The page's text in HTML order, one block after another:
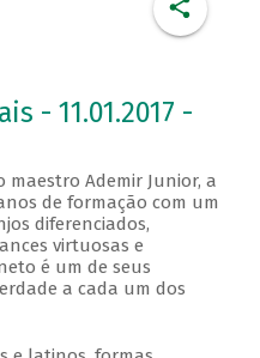
- 11.01.2017 -
Ademir Junior, a
de formação com um
diferenciados,
virtuosas e
é um de seus
a cada um dos